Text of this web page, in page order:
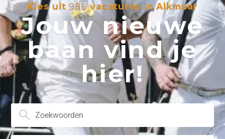
Kies uit986vacatures in Alkmaar
Jouw nieuwe
baan vind je
hier!